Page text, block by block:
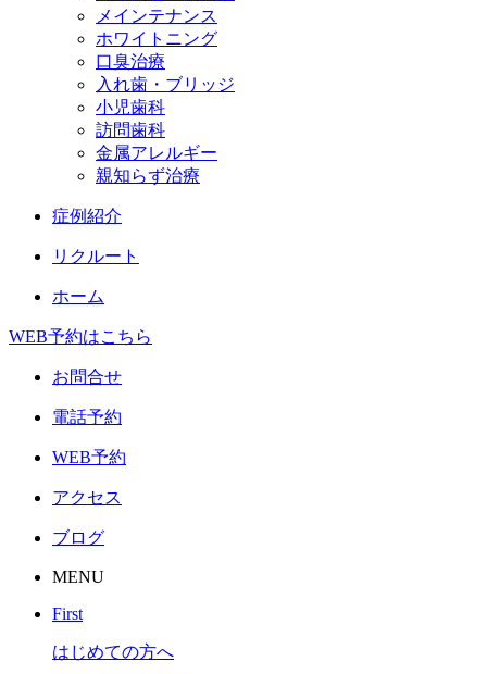
メインテナンス
ホワイトニング
口臭治療
入れ歯・ブリッジ
小児歯科
訪問歯科
金属アレルギー
親知らず治療
症例紹介
リクルート
ホーム
WEB予約はこちら
お問合せ
電話予約
WEB予約
アクセス
ブログ
MENU
First
はじめての方へ